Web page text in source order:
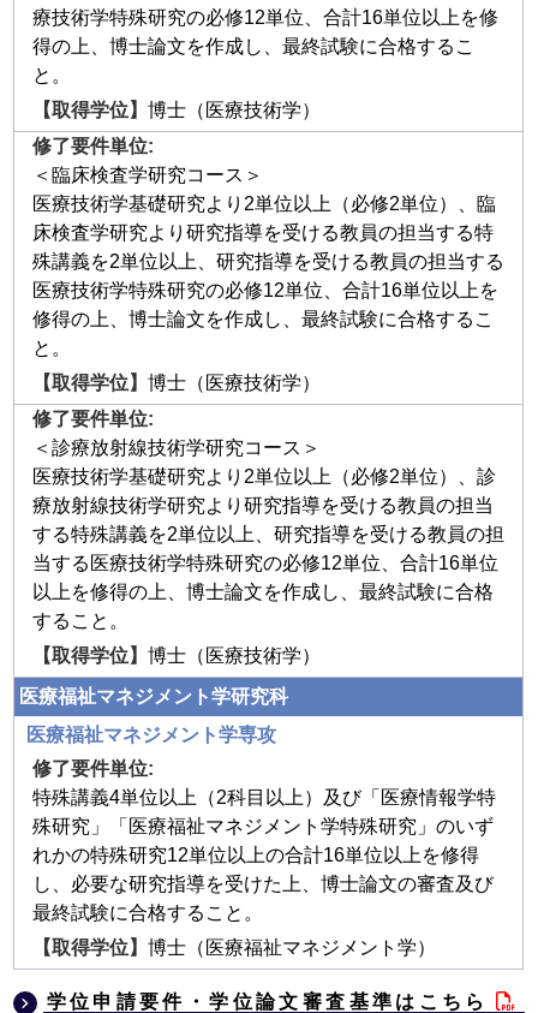
療技術学特殊研究の必修12単位、合計16単位以上を修
得の上、博士論文を作成し、最終試験に合格するこ
と。
博士（医療技術学）
＜臨床検査学研究コース＞
医療技術学基礎研究より2単位以上（必修2単位）、臨
床検査学研究より研究指導を受ける教員の担当する特
殊講義を2単位以上、研究指導を受ける教員の担当する
医療技術学特殊研究の必修12単位、合計16単位以上を
修得の上、博士論文を作成し、最終試験に合格するこ
と。
博士（医療技術学）
＜診療放射線技術学研究コース＞
医療技術学基礎研究より2単位以上（必修2単位）、診
療放射線技術学研究より研究指導を受ける教員の担当
する特殊講義を2単位以上、研究指導を受ける教員の担
当する医療技術学特殊研究の必修12単位、合計16単位
以上を修得の上、博士論文を作成し、最終試験に合格
すること。
博士（医療技術学）
医療福祉マネジメント学研究科
医療福祉マネジメント学専攻
特殊講義4単位以上（2科目以上）及び「医療情報学特
殊研究」「医療福祉マネジメント学特殊研究」のいず
れかの特殊研究12単位以上の合計16単位以上を修得
し、必要な研究指導を受けた上、博士論文の審査及び
最終試験に合格すること。
博士（医療福祉マネジメント学）
学位申請要件・学位論文審査基準はこちら